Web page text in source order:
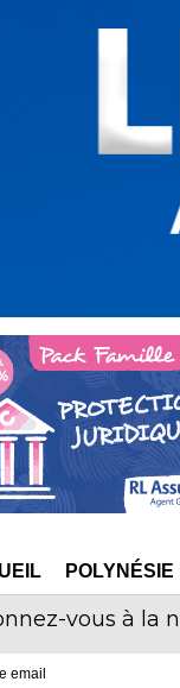
POLYNÉSIE
vous à la